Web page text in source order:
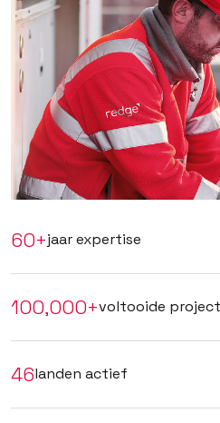
60+jaar expertise
100,000+voltooide
46landen actief